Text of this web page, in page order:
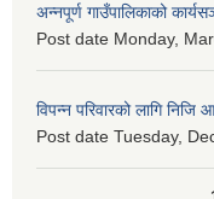
अन्नपूर्ण गाउँपालिकाको
Post date Monday,
विपन्न परिवारको लागि
Post date Tuesday,